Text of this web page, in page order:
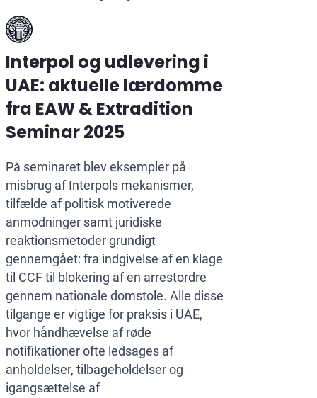
Interpol og udlevering i
UAE: aktuelle lærdomme
fra EAW & Extradition
Seminar 2025
På seminaret blev eksempler på
misbrug af Interpols mekanismer,
tilfælde af politisk motiverede
anmodninger samt juridiske
reaktionsmetoder grundigt
gennemgået: fra indgivelse af en klage
til CCF til blokering af en arrestordre
gennem nationale domstole. Alle disse
tilgange er vigtige for praksis i UAE,
hvor håndhævelse af røde
notifikationer ofte ledsages af
anholdelser, tilbageholdelser og
igangsættelse af